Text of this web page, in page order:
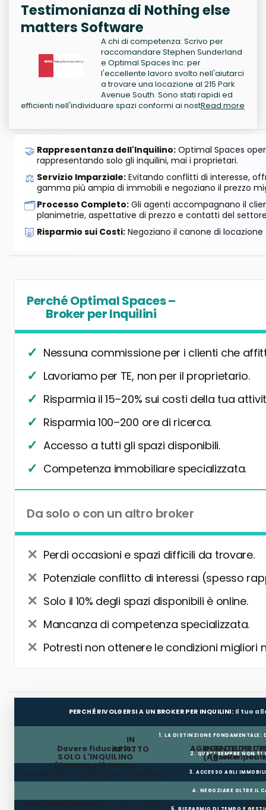
Testimonianza di Nothing else
matters Software
A chi di competenza: Scrivo per
raccomandare Stephen Sunderland
e Optimal Spaces Inc. per
l'eccellente lavoro svolto nell'aiutarci
a trovare una locazione al 215 Park
Avenue South. Sono stati rapidi ed
efficienti nell'individuare spazi conformi ai nostRead more
🤝 Rappresentanza dell'Inquilino: Optimal Spaces
rappresentando solo gli inquilini, mai i proprietari.
⚖️ Servizio Imparziale: Evitando conflitti di interesse,
gamma più ampia di immobili e negoziano il prezzo
🗂️Processo Completo: Gli agenti accompagnano il
planimetrie, aspettative di prezzo e contatti del
🐷 Risparmio sui Costi: Negoziano il canone di
Perché Optimal Spaces –
Broker per Inquilini
Nessuna commissione per i clienti che
Lavoriamo per TE, non per il proprietario.
Risparmia il 15–20% sui costi della tua
Risparmia 100–200 ore di ricerca.
Accesso a tutti gli spazi disponibili.
Competenza immobiliare specializzata.
Da solo o con un altro broker
Perdi occasioni e spazi difficili da trovare.
Potenziale conflitto di interessi (spesso
Solo il 10% degli spazi disponibili è online.
Mancanza di competenza specializzata.
Potresti non ottenere le condizioni migliori
PERCHÉ RIVOLGERSI A UN BROKER PER INQUILINI: Il tuo
1. LA DISTINZIONE FONDAMENTALE:
AGENTE DEL
(Agente
IN
AFFITTO
AGENTE
(Broker per
Dovere fiduciario:
SOLO L'INQUILINO
(Canone più basso,
condizioni migliori per l'inquilino)
2. QUASI SEMPRE NON TI
3. ACCESSO AGLI
4. NEGOZIARE OLTRE IL
Il proprietario Siti pubblici
MESI GRATUITI
CONTRIBUTO LAVORI